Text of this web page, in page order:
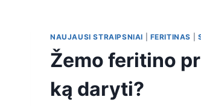
NAUJAUSI STRAIPSNIAI FERITINAS
Žemo feritino
ką daryti?